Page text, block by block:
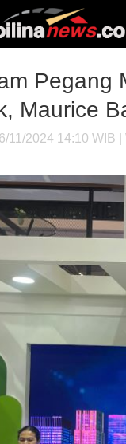
Pegang
Maurice
11/2024 14:10 WIB